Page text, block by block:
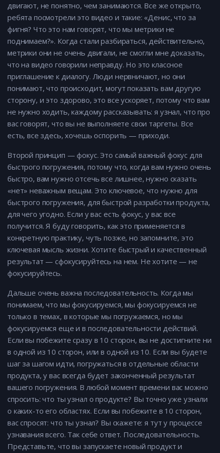
двигают, не понятно, чем занимаются. Все же открыто,
ребята посмотрели это видео и такие: «Денис, что за
фигня? Что это нам говорят, что мы метрики не
поднимаем?». Когда стали разбираться, действительно,
метрики они не очень двигали, не смогли мне доказать,
что на видео говорили неправду. Но это классное
приглашение к диалогу. Люди нервничают, но они
понимают, что происходит, могут показать вам другую
сторону, и это здорово, это все ускоряет, потому что вам
не нужно ходить, каждому рассказывать: я узнал, что про
вас говорят, что вы не выполняете свои таргеты. Все
есть, все здесь, хочешь оспорить — приходи.
Второй принцип — фокус. Это самый важный фокус для
быстрого погружения, потому что, когда вам нужно очень
быстро, вам нужно отсечь все лишнее, нужно сказать
«нет» неважным вещам. Это ключевое, что нужно для
быстрого погружения, для быстрой разработки продукта,
для чего угодно. Если у вас есть фокус, у вас все
получится. Я буду говорить, как это применяется в
конкретную практику, чуть позже, но запомните, это
ключевая мысль жизни. Хотите быстрый и качественный
результат — сфокусируйтесь на нем. Не хотите — не
фокусируйтесь.
Дальше очень важна последовательность. Когда мы
понимаем, что мы фокусируемся, мы фокусируемся не
только в темах, в которые мы погружаемся, но мы
фокусируемся еще и в последовательности действий.
Если вы побежите сразу в 10 сторон, вы не достигните ни
в одной из 10 сторон, или в одной из 10. Если вы будете
шаг за шагом идти, погружаться в отдельные области
продукта, у вас всегда будет законченный результат
вашего погружения. В любой момент времени вас можно
спросить: что ты узнал о продукте? Вы точно уже узнали
о каких-то его областях. Если вы побежите в 10 сторон,
вас спросят: что ты узнал? Вы скажете: я тут у процессе
узнавания всего. Так себе ответ. Последовательность.
Представьте, что вы запускаете новый продукт и